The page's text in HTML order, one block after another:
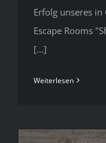
Erfolg unseres
Escape Rooms
[...]
Weiterlesen